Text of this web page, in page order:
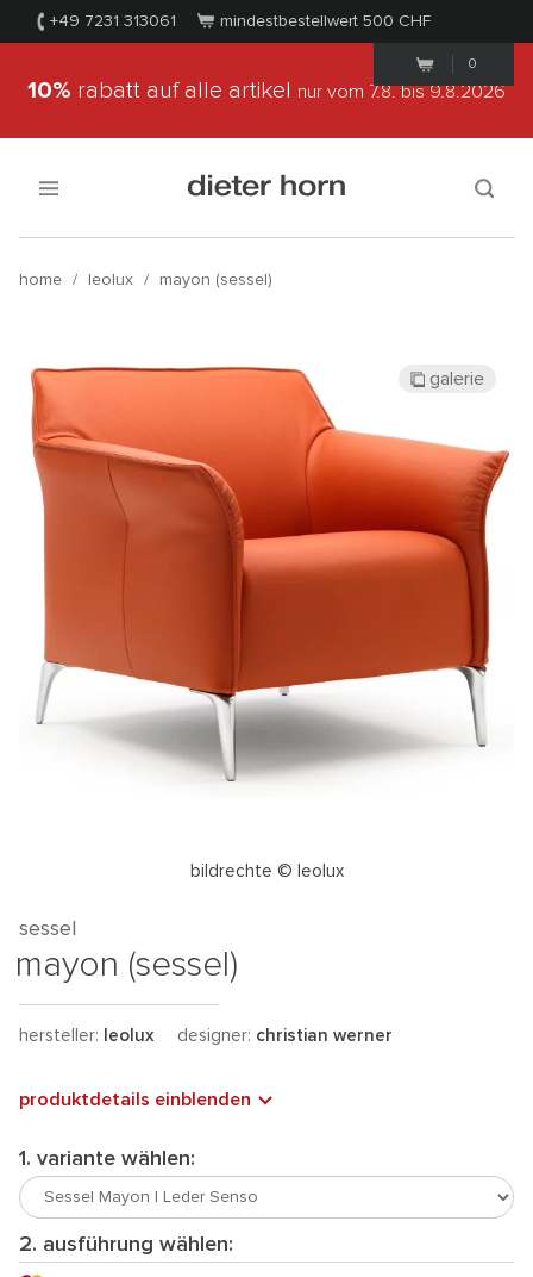
+49 7231 313061 mindestbestellwert 500 CHF
0
10% rabatt auf alle artikel nur vom 7.8.bis 9.8.2026
home / leolux / mayon (sessel)
bildrechte © leolux
galerie
sessel
mayon (sessel)
hersteller: leolux designer: christian werner
produktdetails einblenden
1. variante wählen:
2. ausführung wählen: